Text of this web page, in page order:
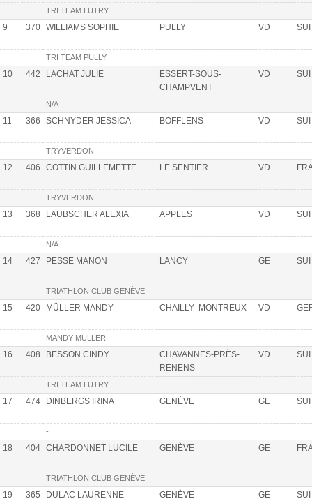
TRI TEAM LUTRY
9 370 WILLIAMS SOPHIE PULLY VD SUI
TRI TEAM PULLY
10 442 LACHAT JULIE
ESSERT-SOUS-
CHAMPVENT
VD SUI
N/A
11 366 SCHNYDER JESSICA BOFFLENS VD SUI
TRYVERDON
12 406 COTTIN GUILLEMETTE LE SENTIER VD
TRYVERDON
13 368 LAUBSCHER ALEXIA APPLES VD SUI
N/A
14 427 PESSE MANON LANCY GE SUI
TRIATHLON CLUB GENÈVE
15 420 MÜLLER MANDY CHAILLY- MONTREUX VD
MANDY MÜLLER
16 408 BESSON CINDY
CHAVANNES-PRÈS-
RENENS
VD SUI
TRI TEAM LUTRY
17 474 DINBERGS IRINA GENÈVE GE SUI
-
18 404 CHARDONNET LUCILE GENÈVE GE
TRIATHLON CLUB GENÈVE
19 365 DULAC LAURENNE GENÈVE GE SUI